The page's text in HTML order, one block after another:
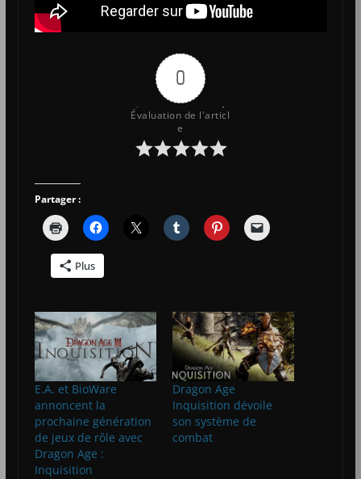
0
Évaluation de l'articl
e
Partager :
Plus
E.A. et BioWare
annoncent la
prochaine génération
de jeux de rôle avec
Dragon Age :
Inquisition
Dragon Age
Inquisition dévoile
son système de
combat